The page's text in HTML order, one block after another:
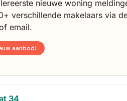
nieuwe woning
verschillende makelaars via
email.
aanbod!
34